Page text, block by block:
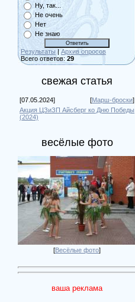
Ну, так...
Не очень
Нет
Не знаю
Результаты | Архив опросов
Всего ответов: 29
свежая статья
[07.05.2024] [Марш-броски]
Акция ЦЗиЗП Айсберг ко Дню Победы
(2024)
весёлые фото
[Весёлые фото]
ваша реклама